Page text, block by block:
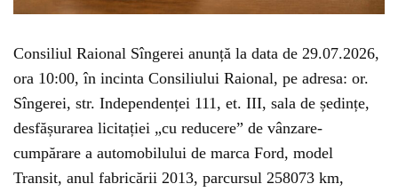
Consiliul Raional Sîngerei anunță la data de 29.07.2026,
ora 10:00, în incinta Consiliului Raional, pe adresa: or.
Sîngerei, str. Independenței 111, et. III, sala de ședințe,
desfășurarea licitației „cu reducere” de vânzare-
cumpărare a automobilului de marca Ford, model
Transit, anul fabricării 2013, parcursul 258073 km,